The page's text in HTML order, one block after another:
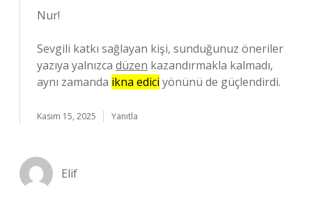
Nur!
Sevgili katkı sağlayan kişi, sunduğunuz öneriler
yazıya yalnızca düzen kazandırmakla kalmadı,
aynı zamanda ikna edici yönünü de güçlendirdi.
Kasım 15, 2025 Yanıtla
Elif